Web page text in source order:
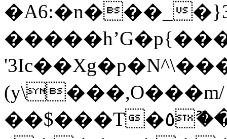
�A6:�n���_
(y\���,O���m/
��$���T�٥�ޫ��S�����c`2cH��������o��ʟe͏�>�S��6]��x-